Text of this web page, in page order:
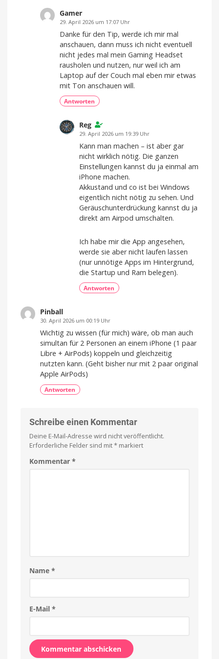
Gamer
29. April 2026 um 17:07 Uhr
Danke für den Tip, werde ich mir mal
anschauen, dann muss ich nicht eventuell
nicht jedes mal mein Gaming Headset
rausholen und nutzen, nur weil ich am
Laptop auf der Couch mal eben mir etwas
mit Ton anschauen will.
Antworten
Reg
29. April 2026 um 19:39 Uhr
Kann man machen – ist aber gar
nicht wirklich nötig. Die ganzen
Einstellungen kannst du ja einmal am
iPhone machen.
Akkustand und co ist bei Windows
eigentlich nicht nötig zu sehen. Und
Geräuschunterdrückung kannst du ja
direkt am Airpod umschalten.
Ich habe mir die App angesehen,
werde sie aber nicht laufen lassen
(nur unnötige Apps im Hintergrund,
die Startup und Ram belegen).
Antworten
Pinball
30. April 2026 um 00:19 Uhr
Wichtig zu wissen (für mich) wäre, ob man auch
simultan für 2 Personen an einem iPhone (1 paar
Libre + AirPods) koppeln und gleichzeitig
nutzten kann. (Geht bisher nur mit 2 paar original
Apple AirPods)
Antworten
Schreibe einen Kommentar
Deine E-Mail-Adresse wird nicht veröffentlicht.
Erforderliche Felder sind mit* markiert
Kommentar *
Name *
E-Mail *